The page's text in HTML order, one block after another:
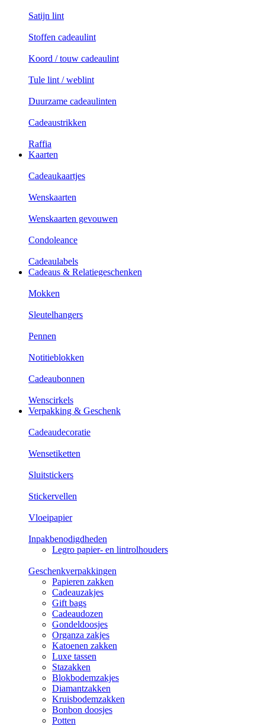
Satijn lint
Stoffen cadeaulint
Koord / touw cadeaulint
Tule lint / weblint
Duurzame cadeaulinten
Cadeaustrikken
Raffia
Kaarten
Cadeaukaartjes
Wenskaarten
Wenskaarten gevouwen
Condoleance
Cadeaulabels
Cadeaus & Relatiegeschenken
Mokken
Sleutelhangers
Pennen
Notitieblokken
Cadeaubonnen
Wenscirkels
Verpakking & Geschenk
Cadeaudecoratie
Wensetiketten
Sluitstickers
Stickervellen
Vloeipapier
Inpakbenodigdheden
Legro papier- en lintrolhouders
Geschenkverpakkingen
Papieren zakken
Cadeauzakjes
Gift bags
Cadeaudozen
Gondeldoosjes
Organza zakjes
Katoenen zakken
Luxe tassen
Stazakken
Blokbodemzakjes
Diamantzakken
Kruisbodemzakken
Bonbon doosjes
Potten